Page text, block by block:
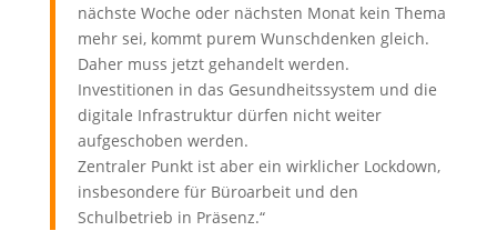
nächste Woche oder nächsten Monat kein Thema
mehr sei, kommt purem Wunschdenken gleich.
Daher muss jetzt gehandelt werden.
Investitionen in das Gesundheitssystem und die
digitale Infrastruktur dürfen nicht weiter
aufgeschoben werden.
Zentraler Punkt ist aber ein wirklicher Lockdown,
insbesondere für Büroarbeit und den
Schulbetrieb in Präsenz.“